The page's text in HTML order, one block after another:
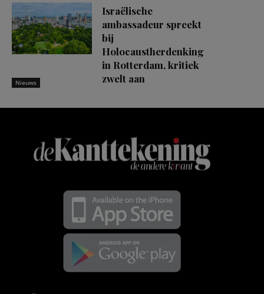
Nieuws
Israëlische
ambassadeur spreekt
bij
Holocaustherdenking
in Rotterdam, kritiek
zwelt aan